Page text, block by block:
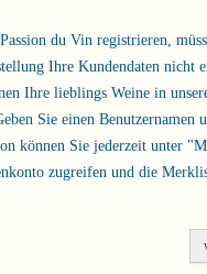
du Vin registrieren,
Ihre Kundendaten nicht
Ihre lieblings Weine in
Sie einen Benutzernamen
können Sie jederzeit unter
zugreifen und die